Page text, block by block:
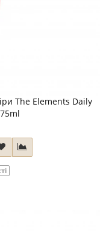
The Elements Daily